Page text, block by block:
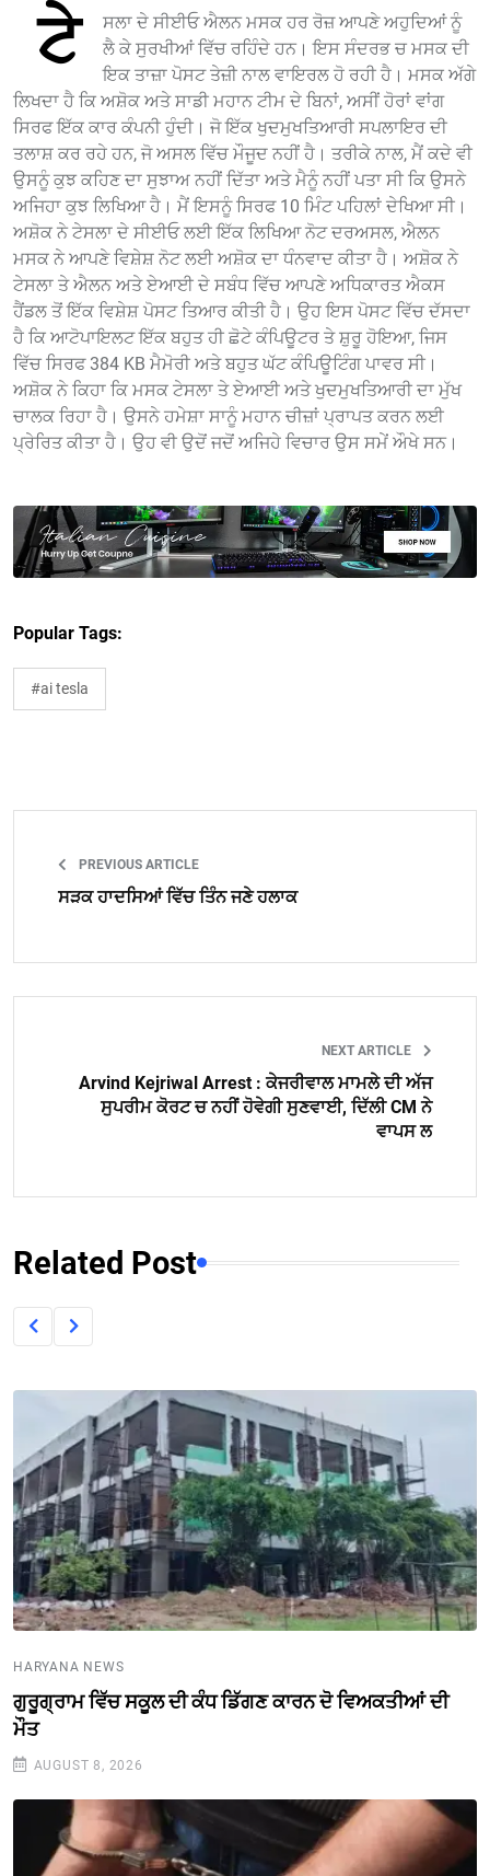
ਟੇ
ਸਲਾ ਦੇ ਸੀਈਓ ਐਲਨ ਮਸਕ ਹਰ ਰੋਜ਼ ਆਪਣੇ ਅਹੁਦਿਆਂ ਨੂੰ
ਲੈ ਕੇ ਸੁਰਖੀਆਂ ਵਿੱਚ ਰਹਿੰਦੇ ਹਨ। ਇਸ ਸੰਦਰਭ ਚ ਮਸਕ ਦੀ
ਇਕ ਤਾਜ਼ਾ ਪੋਸਟ ਤੇਜ਼ੀ ਨਾਲ ਵਾਇਰਲ ਹੋ ਰਹੀ ਹੈ। ਮਸਕ ਅੱਗੇ
ਲਿਖਦਾ ਹੈ ਕਿ ਅਸ਼ੋਕ ਅਤੇ ਸਾਡੀ ਮਹਾਨ ਟੀਮ ਦੇ ਬਿਨਾਂ, ਅਸੀਂ ਹੋਰਾਂ ਵਾਂਗ
ਸਿਰਫ ਇੱਕ ਕਾਰ ਕੰਪਨੀ ਹੁੰਦੀ। ਜੋ ਇੱਕ ਖੁਦਮੁਖਤਿਆਰੀ ਸਪਲਾਇਰ ਦੀ
ਤਲਾਸ਼ ਕਰ ਰਹੇ ਹਨ, ਜੋ ਅਸਲ ਵਿੱਚ ਮੌਜੂਦ ਨਹੀਂ ਹੈ। ਤਰੀਕੇ ਨਾਲ, ਮੈਂ ਕਦੇ ਵੀ
ਉਸਨੂੰ ਕੁਝ ਕਹਿਣ ਦਾ ਸੁਝਾਅ ਨਹੀਂ ਦਿੱਤਾ ਅਤੇ ਮੈਨੂੰ ਨਹੀਂ ਪਤਾ ਸੀ ਕਿ ਉਸਨੇ
ਅਜਿਹਾ ਕੁਝ ਲਿਖਿਆ ਹੈ। ਮੈਂ ਇਸਨੂੰ ਸਿਰਫ 10 ਮਿੰਟ ਪਹਿਲਾਂ ਦੇਖਿਆ ਸੀ।
ਅਸ਼ੋਕ ਨੇ ਟੇਸਲਾ ਦੇ ਸੀਈਓ ਲਈ ਇੱਕ ਲਿਖਿਆ ਨੋਟ ਦਰਅਸਲ, ਐਲਨ
ਮਸਕ ਨੇ ਆਪਣੇ ਵਿਸ਼ੇਸ਼ ਨੋਟ ਲਈ ਅਸ਼ੋਕ ਦਾ ਧੰਨਵਾਦ ਕੀਤਾ ਹੈ। ਅਸ਼ੋਕ ਨੇ
ਟੇਸਲਾ ਤੇ ਐਲਨ ਅਤੇ ਏਆਈ ਦੇ ਸਬੰਧ ਵਿੱਚ ਆਪਣੇ ਅਧਿਕਾਰਤ ਐਕਸ
ਹੈਂਡਲ ਤੋਂ ਇੱਕ ਵਿਸ਼ੇਸ਼ ਪੋਸਟ ਤਿਆਰ ਕੀਤੀ ਹੈ। ਉਹ ਇਸ ਪੋਸਟ ਵਿੱਚ ਦੱਸਦਾ
ਹੈ ਕਿ ਆਟੋਪਾਇਲਟ ਇੱਕ ਬਹੁਤ ਹੀ ਛੋਟੇ ਕੰਪਿਊਟਰ ਤੇ ਸ਼ੁਰੂ ਹੋਇਆ, ਜਿਸ
ਵਿੱਚ ਸਿਰਫ 384 KB ਮੈਮੋਰੀ ਅਤੇ ਬਹੁਤ ਘੱਟ ਕੰਪਿਊਟਿੰਗ ਪਾਵਰ ਸੀ।
ਅਸ਼ੋਕ ਨੇ ਕਿਹਾ ਕਿ ਮਸਕ ਟੇਸਲਾ ਤੇ ਏਆਈ ਅਤੇ ਖੁਦਮੁਖਤਿਆਰੀ ਦਾ ਮੁੱਖ
ਚਾਲਕ ਰਿਹਾ ਹੈ। ਉਸਨੇ ਹਮੇਸ਼ਾ ਸਾਨੂੰ ਮਹਾਨ ਚੀਜ਼ਾਂ ਪ੍ਰਾਪਤ ਕਰਨ ਲਈ
ਪ੍ਰੇਰਿਤ ਕੀਤਾ ਹੈ। ਉਹ ਵੀ ਉਦੋਂ ਜਦੋਂ ਅਜਿਹੇ ਵਿਚਾਰ ਉਸ ਸਮੇਂ ਔਖੇ ਸਨ।
Popular Tags:
#ai tesla
PREVIOUS ARTICLE
ਸੜਕ ਹਾਦਸਿਆਂ ਵਿੱਚ ਤਿੰਨ ਜਣੇ ਹਲਾਕ
NEXT ARTICLE
Arvind Kejriwal Arrest : ਕੇਜਰੀਵਾਲ ਮਾਮਲੇ ਦੀ ਅੱਜ
ਸੁਪਰੀਮ ਕੋਰਟ ਚ ਨਹੀਂ ਹੋਵੇਗੀ ਸੁਣਵਾਈ, ਦਿੱਲੀ CM ਨੇ
ਵਾਪਸ ਲ
Related Post
HARYANA NEWS
ਗੁਰੂਗ੍ਰਾਮ ਵਿੱਚ ਸਕੂਲ ਦੀ ਕੰਧ ਡਿੱਗਣ ਕਾਰਨ ਦੋ ਵਿਅਕਤੀਆਂ ਦੀ
ਮੌਤ
AUGUST 8, 2026